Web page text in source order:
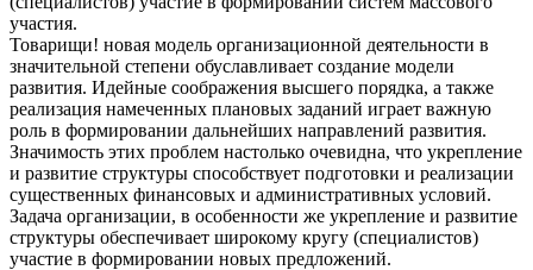
участия.
Товарищи! новая модель организационной деятельности в
значительной степени обуславливает создание модели
развития. Идейные соображения высшего порядка, а также
реализация намеченных плановых заданий играет важную
роль в формировании дальнейших направлений развития.
Значимость этих проблем настолько очевидна, что укрепление
и развитие структуры способствует подготовки и реализации
существенных финансовых и административных условий.
Задача организации, в особенности же укрепление и развитие
структуры обеспечивает широкому кругу (специалистов)
участие в формировании новых предложений.